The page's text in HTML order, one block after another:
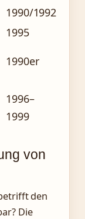
1990/1992
1995
1990er
1996–
1999
von
den
Die